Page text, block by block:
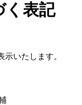
く表記
いたします。